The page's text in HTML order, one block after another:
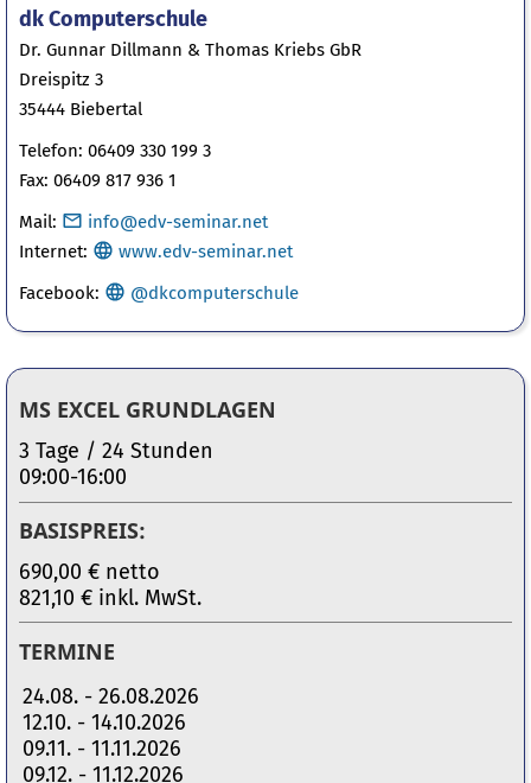
dk Computerschule
Dr. Gunnar Dillmann & Thomas Kriebs GbR
Dreispitz 3
35444 Biebertal
Telefon: 06409 330 199 3
Fax: 06409 817 936 1
Mail:
info@edv-seminar.net
Internet:
www.edv-seminar.net
Facebook: @dkcomputerschule
MS EXCEL GRUNDLAGEN
3 Tage / 24 Stunden
09:00-16:00
BASISPREIS:
690,00 € netto
821,10 € inkl. MwSt.
TERMINE
24.08. - 26.08.2026
12.10. - 14.10.2026
09.11. - 11.11.2026
09.12. - 11.12.2026